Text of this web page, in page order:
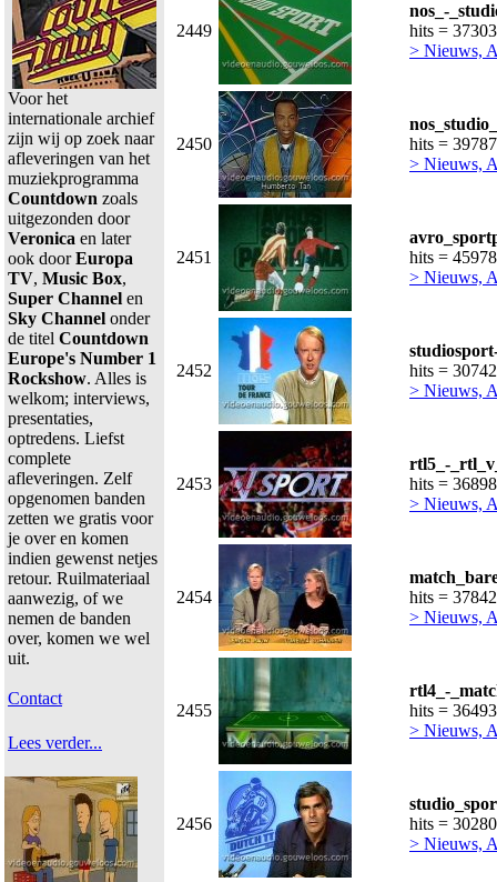
Voor het
internationale archief
zijn wij op zoek naar
afleveringen van het
muziekprogramma
Countdown zoals
uitgezonden door
Veronica en later
ook doorEuropa
TV, Music Box,
Super Channel en
Sky Channel onder
de titel Countdown
Europe's Number 1
Rockshow. Alles is
welkom; interviews,
presentaties,
optredens. Liefst
complete
afleveringen. Zelf
opgenomen banden
zetten we gratis voor
je over en komen
indien gewenst netjes
retour. Ruilmateriaal
aanwezig, of we
nemen de banden
over, komen we wel
uit.
Contact
Lees verder...
2449
nos_-
hits = 37303
> Nieuws,
2450
hits = 39787
> Nieuws,
2451
hits = 45978
> Nieuws,
2452
hits = 30742
> Nieuws,
2453
rtl5_-
hits = 36898
> Nieuws,
2454
hits = 37842
> Nieuws,
2455
rtl4_-
hits = 36493
> Nieuws,
2456
hits = 30280
> Nieuws,